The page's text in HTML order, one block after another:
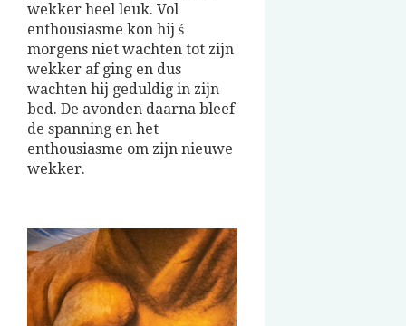
wekker heel leuk. Vol
enthousiasme kon hij ś
morgens niet wachten tot zijn
wekker af ging en dus
wachten hij geduldig in zijn
bed. De avonden daarna bleef
de spanning en het
enthousiasme om zijn nieuwe
wekker.